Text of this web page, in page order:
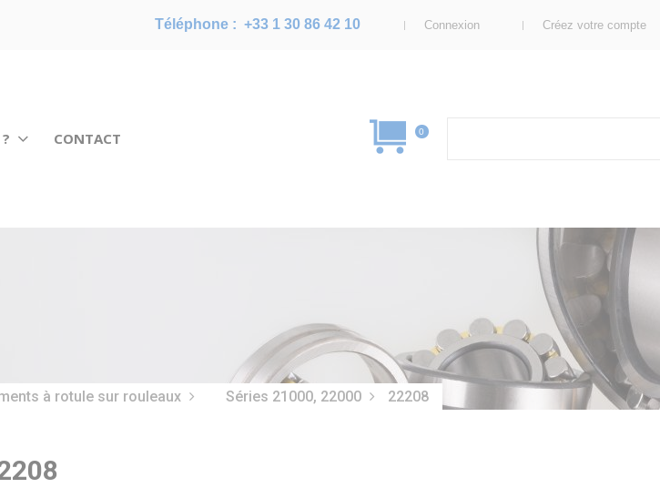
Connexion Créez votre compte
Téléphone : +33 1 30 86 42 10
CONTACT 0
à rotule sur rouleaux Séries 21000, 22000 22208